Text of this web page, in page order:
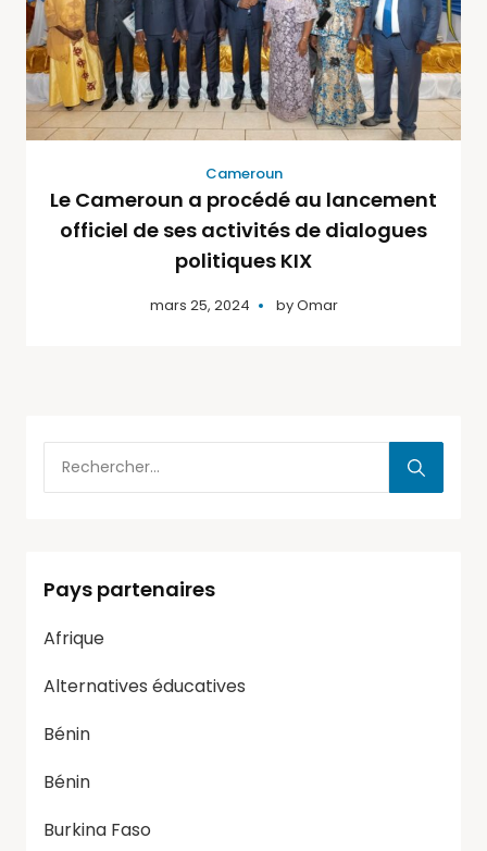
Cameroun
Le Cameroun a procédé au lancement
officiel de ses activités de dialogues
politiques KIX
mars 25, 2024 byOmar
Pays partenaires
Afrique
Alternatives éducatives
Bénin
Bénin
Burkina Faso